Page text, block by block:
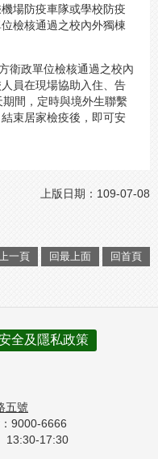
場防疫車隊或學校防疫
檢核通過之校內外獨棟
衛政單位檢核通過之校內
員在現場協助入住、告
間，定時與境外生聯繫
束居家檢疫後，即可安
上版日期：109-07-08
一頁 回最上面 回首頁
全及隱私政策
五號
9000-6666
13:30-17:30